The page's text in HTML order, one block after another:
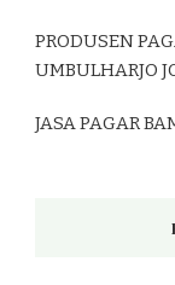
PRODUSEN
UMBULHARJO
JASA PAGAR